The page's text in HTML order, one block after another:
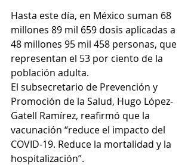
Hasta este día, en México suman 68
millones 89 mil 659 dosis aplicadas a
48 millones 95 mil 458 personas, que
representan el 53 por ciento de la
población adulta.
El subsecretario de Prevención y
Promoción de la Salud, Hugo López-
Gatell Ramírez, reafirmó que la
vacunación “reduce el impacto del
COVID-19. Reduce la mortalidad y la
hospitalización”.